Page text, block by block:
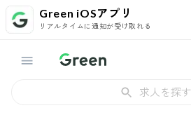
Green iOSアプリ
リアルタイムに通知が受け取れる
求人を探す